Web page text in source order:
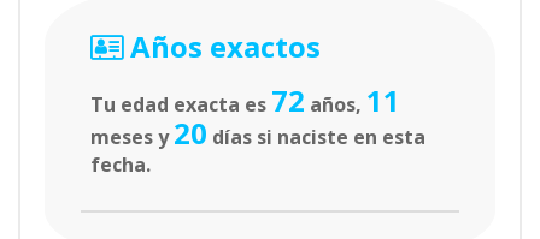
Años exactos
Tu edad exacta es 72 años, 11
meses y20 días si naciste en esta
fecha.